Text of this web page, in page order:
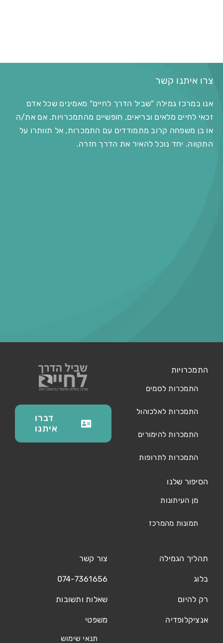
צרו איתנו קשר
אנו במרכז גמילה "שביל הדרך לחיים" מאמינים שכל אדם
זכאי לחיים מלאים ובריאים, חופשיים מהתמכרויות. אם את/ה
או בן משפחה קרוב מתמודדים עם התמכרות, אל תוותרו על
התקווה. יחד נוכל להאיר את הדרך חזרה.
התמכרויות
התמכרות לסמים
התמכרות לאלכוהול
התמכרות להימורים
התמכרות לתרופות
הסיפור שלנו
מן העיתונות
תמונות מהמרכז
תהליך הגמילה
בלוג
רק להיום
אנציקלופדיה
צור קשר
074-7361656
שאלות ותשובות
משפטי
תנאי שימוש
דברו
איתנו